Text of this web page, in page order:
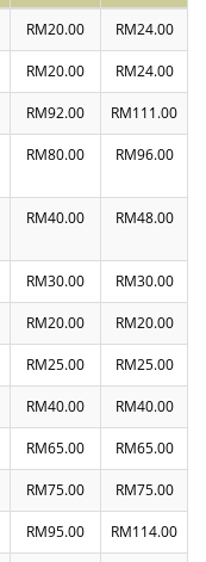
RM20.00 RM24.00
RM20.00 RM24.00
RM92.00 RM111.00
RM80.00 RM96.00
RM40.00 RM48.00
RM30.00 RM30.00
RM20.00 RM20.00
RM25.00 RM25.00
RM40.00 RM40.00
RM65.00 RM65.00
RM75.00 RM75.00
RM95.00 RM114.00